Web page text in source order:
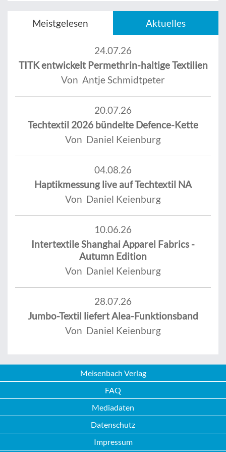
Meistgelesen Aktuelles
24.07.26
TITK entwickelt Permethrin-haltige Textilien
Von Antje Schmidtpeter
20.07.26
Techtextil 2026 bündelte Defence-Kette
Von Daniel Keienburg
04.08.26
Haptikmessung live auf Techtextil NA
Von Daniel Keienburg
10.06.26
Intertextile Shanghai Apparel Fabrics -
Autumn Edition
Von Daniel Keienburg
28.07.26
Jumbo-Textil liefert Alea-Funktionsband
Von Daniel Keienburg
Meisenbach Verlag
FAQ
Mediadaten
Datenschutz
Impressum